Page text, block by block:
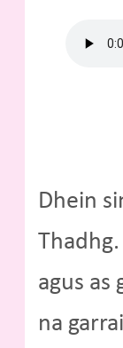
Dhein
agus as
na